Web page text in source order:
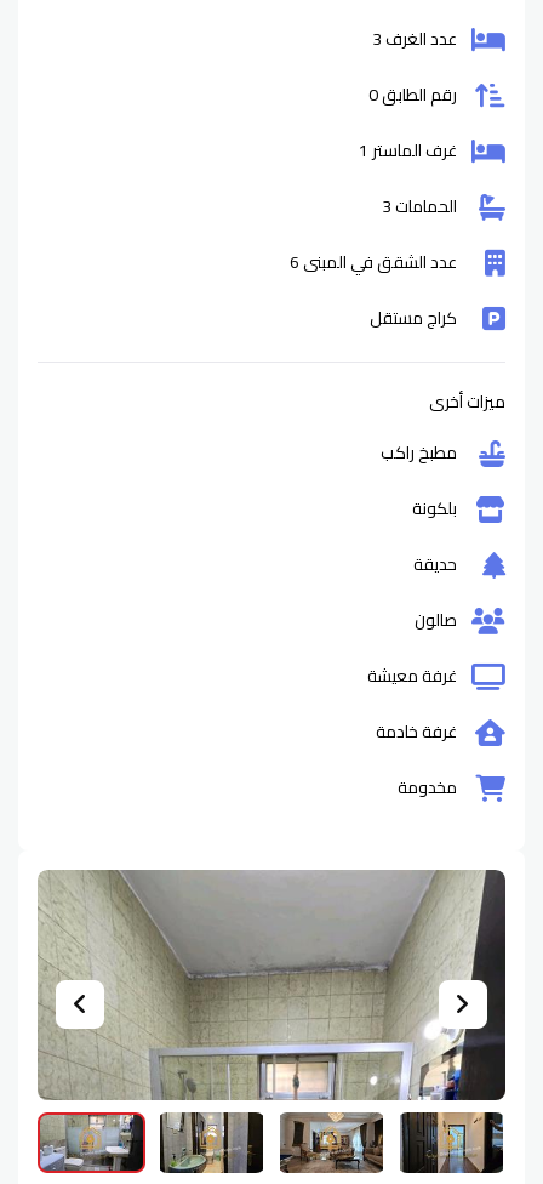
عدد الغرف 3
رقم الطابق 0
غرف الماستر 1
الحمامات 3
عدد الشقق في المبنى 6
كراج مستقل
ميزات أخرى
مطبخ راكب
بلكونة
حديقة
صالون
غرفة معيشة
غرفة خادمة
مخدومة